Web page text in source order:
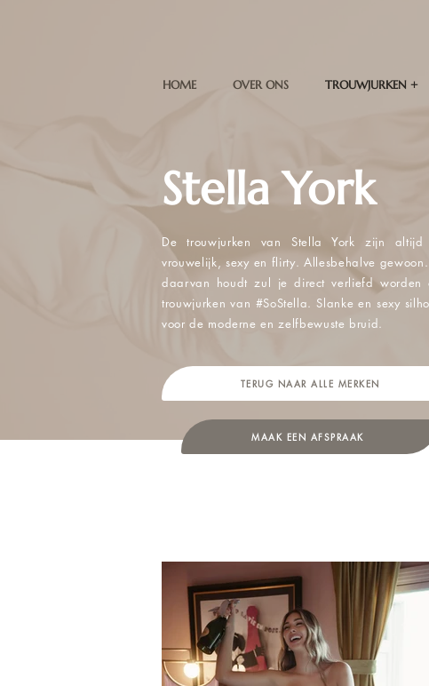
HOME OVER ONS TROUWJURKEN +
Stella York
De trouwjurken van Stella York zijn altijd
vrouwelijk, sexy en flirty. Allesbehalve
daarvan houdt zul je direct verliefd worden
trouwjurken van #SoStella. Slanke en sexy
voor de moderne en zelfbewuste bruid.
TERUG NAAR ALLE MERKEN
MAAK EEN AFSPRAAK